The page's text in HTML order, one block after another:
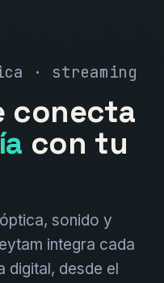
· streaming
conecta
con tu
sonido y
integra cada
digital, desde el